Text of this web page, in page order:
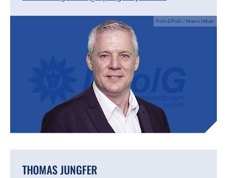
Foto:DPolG / Marco Urban
THOMAS JUNGFER